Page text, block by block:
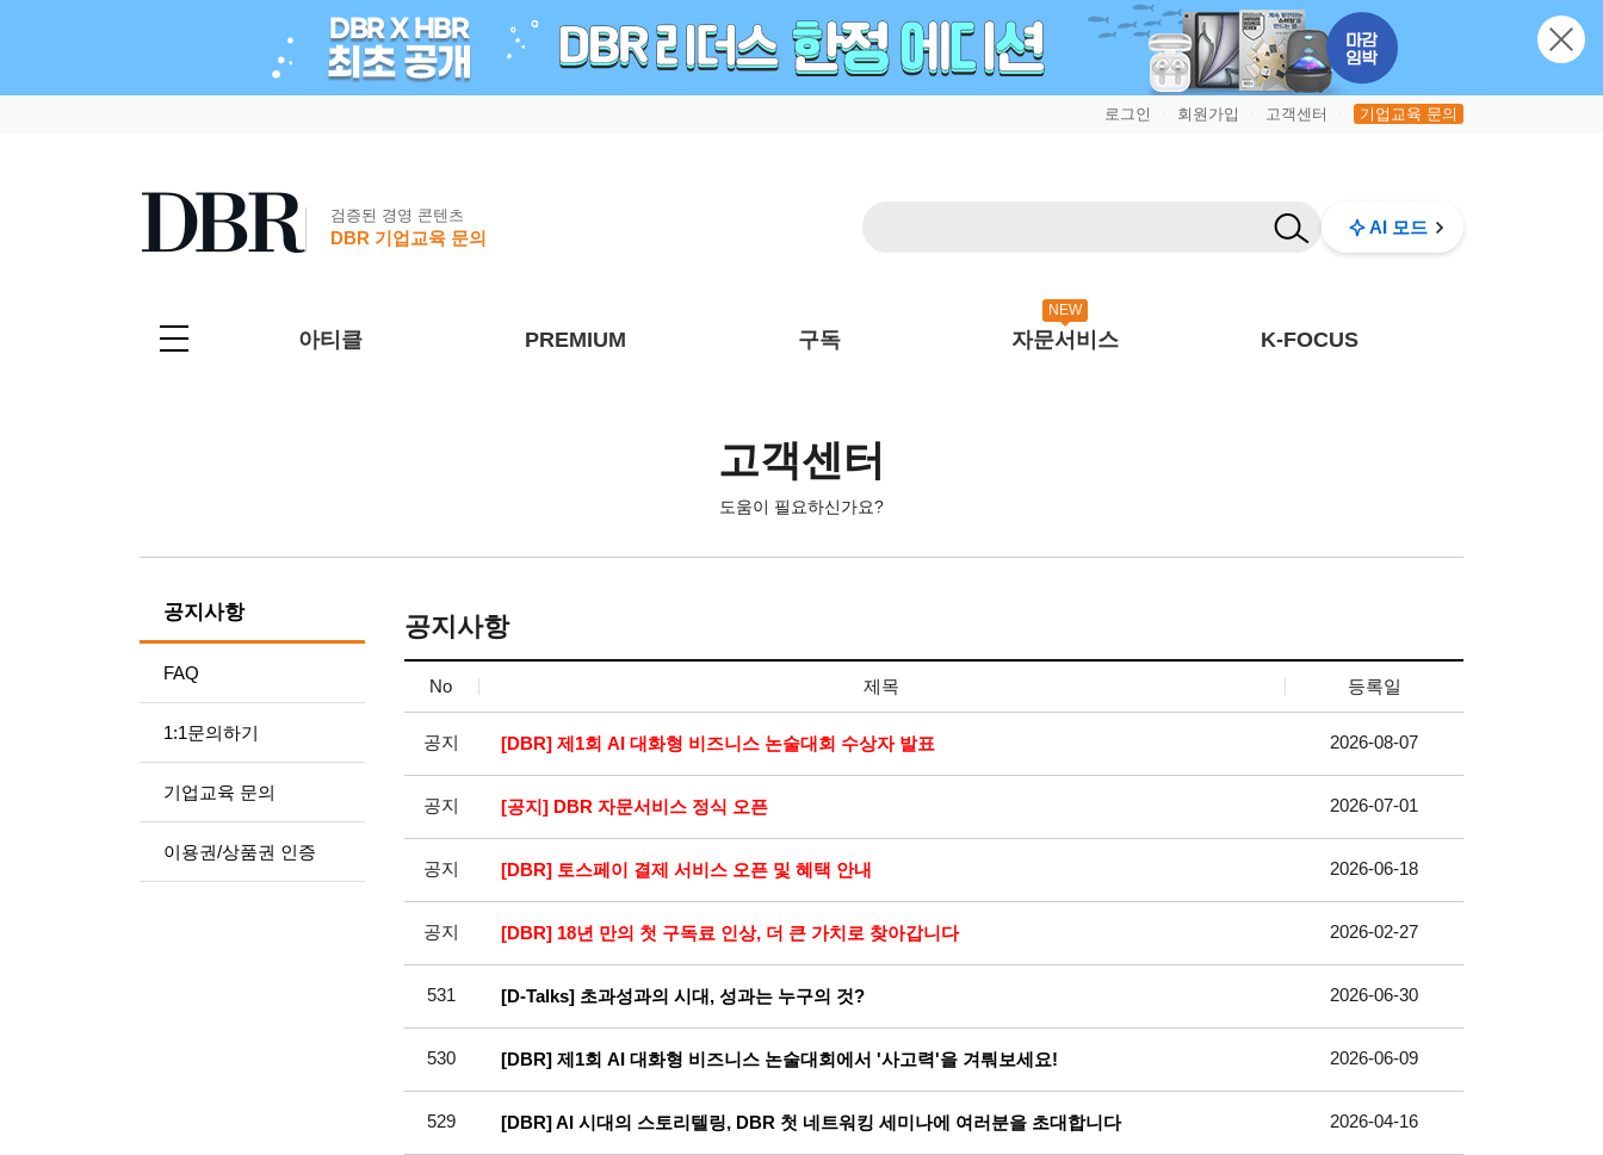
로그인 회원가입 고객센터 기업교육 문의
검증된 경영 콘텐츠
DBR 기업교육 문의
AI 모드
아티클 PREMIUM 구독
NEW
자문서비스 K-FOCUS
고객센터
도움이 필요하신가요?
공지사항
FAQ
1:1문의하기
기업교육 문의
이용권/상품권 인증
공지사항
No 제목 등록일
공지 [DBR] 제1회 AI 대화형 비즈니스 논술대회 수상자 발표 2026-08-07
공지 [공지] DBR 자문서비스 정식 오픈 2026-07-01
공지 [DBR] 토스페이 결제 서비스 오픈 및 혜택 안내 2026-06-18
공지 [DBR] 18년 만의 첫 구독료 인상, 더 큰 가치로 찾아갑니다 2026-02-27
531 [D-Talks] 초과성과의 시대, 성과는 누구의 것? 2026-06-30
530 [DBR] 제1회 AI 대화형 비즈니스 논술대회에서 '사고력'을 겨뤄보세요! 2026-06-09
529 [DBR] AI 시대의 스토리텔링, DBR 첫 네트워킹 세미나에 여러분을 초대합니다 2026-04-16